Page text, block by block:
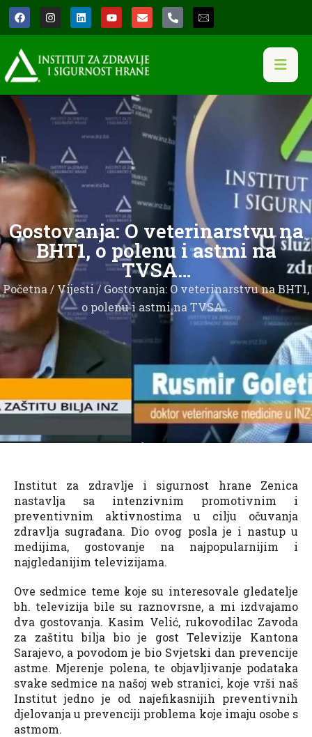
Gostovanja: O veterinarstvu na
BHT1, o polenu i astmi na
TVSA…
Početna / Vijesti/ Gostovanja: O veterinarstvu na BHT1,
o polenu i astmi na TVSA…
Institut za zdravlje i sigurnost hrane Zenica
nastavlja sa intenzivnim promotivnim i
preventivnim aktivnostima u cilju očuvanja
zdravlja sugrađana. Dio ovog posla je i nastup u
medijima, gostovanje na najpopularnijim i
najgledanijim televizijama.
Ove sedmice teme koje su interesovale gledatelje
bh. televizija bile su raznovrsne, a mi izdvajamo
dva gostovanja. Kasim Velić, rukovodilac Zavoda
za zaštitu bilja bio je gost Televizije Kantona
Sarajevo, a povodom je bio Svjetski dan prevencije
astme. Mjerenje polena, te objavljivanje podataka
svake sedmice na našoj web stranici, koje vrši naš
Institut jedno je od najefikasnijih preventivnih
djelovanja u prevenciji problema koje imaju osobe s
astmom.